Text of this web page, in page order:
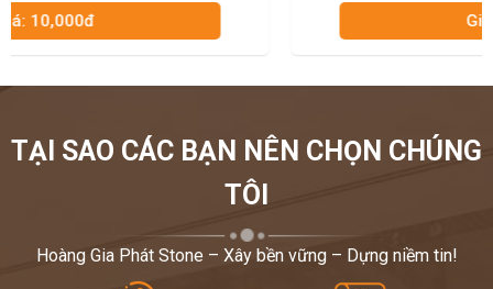
TẠI SAO CÁC BẠN NÊN CHỌN CHÚNG
TÔI
Hoàng Gia Phát Stone – Xây bền vững – Dựng niềm tin!